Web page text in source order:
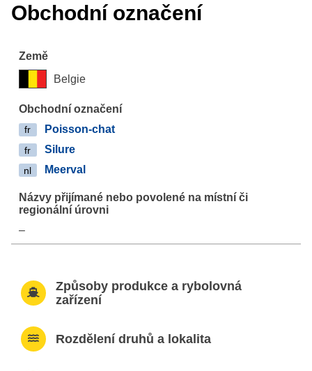
Obchodní označení
Belgie
fr Poisson-chat
fr Silure
nl Meerval
–
Způsoby produkce a rybolovná
zařízení
Rozdělení druhů a lokalita